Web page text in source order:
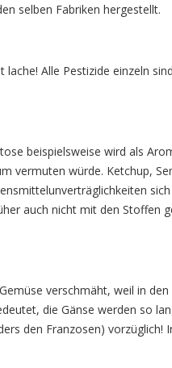
selben Fabriken hergestellt.
Alle Pestizide einzeln
beispielsweise wird als
vermuten würde. Ketchup,
auch nicht mit den Stoffen
verschmäht, weil in den
die Gänse werden so
den Franzosen)